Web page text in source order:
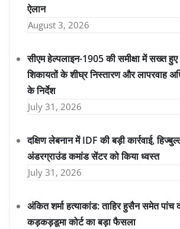
ऐलान
August 3, 2026
सीएम हेल्पलाइन-1905 की समीक्षा में सख्त हुए
शिकायतों के शीघ्र निस्तारण और लापरवाह
के निर्देश
July 31, 2026
दक्षिण लेबनान में IDF की बड़ी कार्रवाई,
अंडरग्राउंड कमांड सेंटर को किया ध्वस्त
July 31, 2026
अंकित शर्मा हत्याकांड: ताहिर हुसैन समेत पांच
कड़कड़डूमा कोर्ट का बड़ा फैसला